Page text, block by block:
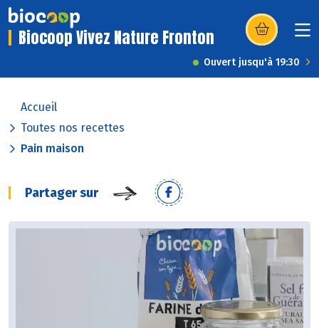
Biocoop Vivez Nature Fronton (s’ouvre dans
Ouvert jusqu'à 19:30
Accueil
Toutes nos recettes
Pain maison
Partager sur